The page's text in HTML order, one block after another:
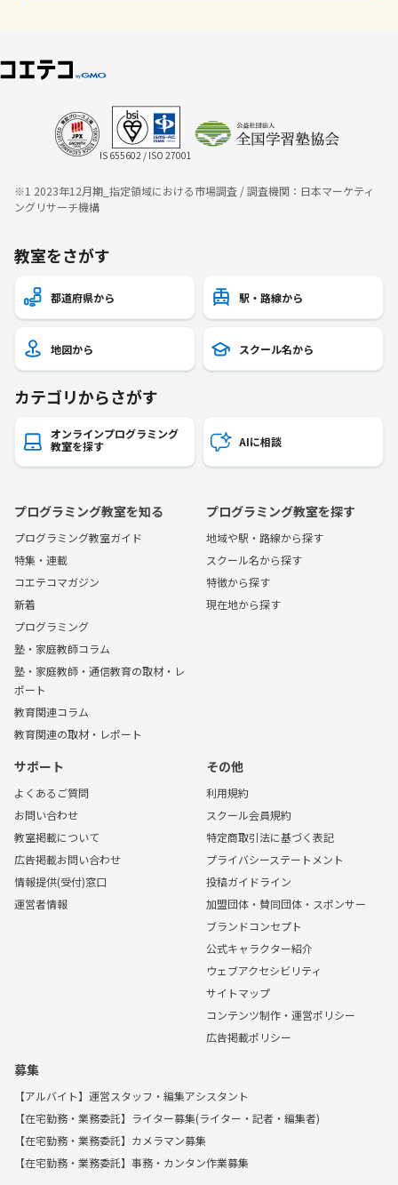
IS 655602 / ISO 27001
※1 2023年12月期_指定領域における市場調査 / 調査機関：日本マーケティ
ングリサーチ機構
教室をさがす
都道府県から 駅・路線から
地図から スクール名から
カテゴリからさがす
オンラインプログラミング
教室を探す
AIに相談
プログラミング教室を知る
プログラミング教室ガイド
特集・連載
コエテコマガジン
新着
プログラミング
塾・家庭教師コラム
塾・家庭教師・通信教育の取材・レ
ポート
教育関連コラム
教育関連の取材・レポート
プログラミング教室を探す
地域や駅・路線から探す
スクール名から探す
特徴から探す
現在地から探す
サポート
よくあるご質問
お問い合わせ
教室掲載について
広告掲載お問い合わせ
情報提供(受付)窓口
運営者情報
その他
利用規約
スクール会員規約
特定商取引法に基づく表記
プライバシーステートメント
投稿ガイドライン
加盟団体・賛同団体・スポンサー
ブランドコンセプト
公式キャラクター紹介
ウェブアクセシビリティ
サイトマップ
コンテンツ制作・運営ポリシー
広告掲載ポリシー
募集
【アルバイト】運営スタッフ・編集アシスタント
【在宅勤務・業務委託】ライター募集(ライター・記者・編集者)
【在宅勤務・業務委託】カメラマン募集
【在宅勤務・業務委託】事務・カンタン作業募集